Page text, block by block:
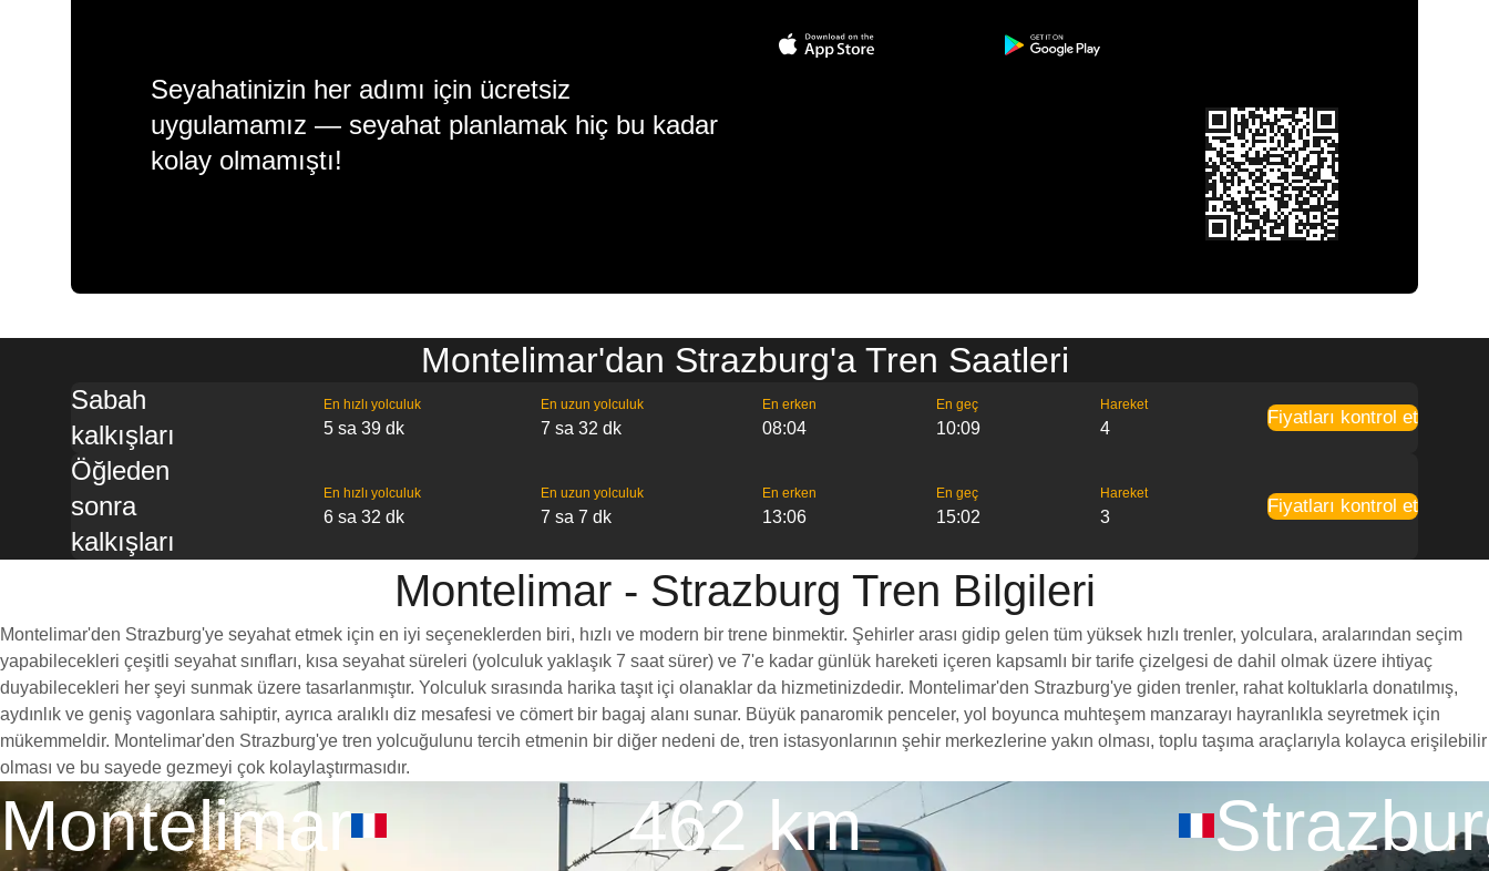
Seyahatinizin her adımı için ücretsiz
uygulamamız — seyahat planlamak hiç bu kadar
kolay olmamıştı!
Montelimar'dan Strazburg'a Tren Saatleri
Sabah
kalkışları
En hızlı yolculuk
5 sa 39 dk
En uzun yolculuk
7 sa 32 dk
En erken
08:04
En geç
10:09
Hareket
4
Fiyatları kontrol et
Öğleden
sonra
kalkışları
En hızlı yolculuk
6 sa 32 dk
En uzun yolculuk
7 sa 7 dk
En erken
13:06
En geç
15:02
Hareket
3
Fiyatları kontrol et
Montelimar - Strazburg Tren Bilgileri
Montelimar'den Strazburg'ye seyahat etmek için en iyi seçeneklerden biri, hızlı ve modern bir trene binmektir. Şehirler arası gidip gelen tüm yüksek hızlı trenler, yolculara, aralarından seçim
yapabilecekleri çeşitli seyahat sınıfları, kısa seyahat süreleri (yolculuk yaklaşık 7 saat sürer) ve 7'e kadar günlük hareketi içeren kapsamlı bir tarife çizelgesi de dahil olmak üzere ihtiyaç
duyabilecekleri her şeyi sunmak üzere tasarlanmıştır. Yolculuk sırasında harika taşıt içi olanaklar da hizmetinizdedir. Montelimar'den Strazburg'ye giden trenler, rahat koltuklarla donatılmış,
aydınlık ve geniş vagonlara sahiptir, ayrıca aralıklı diz mesafesi ve cömert bir bagaj alanı sunar. Büyük panaromik penceler, yol boyunca muhteşem manzarayı hayranlıkla seyretmek için
mükemmeldir. Montelimar'den Strazburg'ye tren yolcuğulunu tercih etmenin bir diğer nedeni de, tren istasyonlarının şehir merkezlerine yakın olması, toplu taşıma araçlarıyla kolayca erişilebilir
olması ve bu sayede gezmeyi çok kolaylaştırmasıdır.
Montelimar 462 km